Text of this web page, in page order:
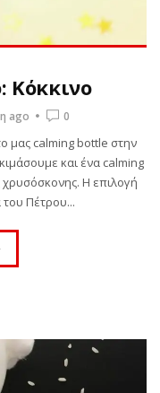
Κόκκινο
ago 0
μας calming bottle στην
και ένα calming
χρυσόσκονης. Η επιλογή
Πέτρου...